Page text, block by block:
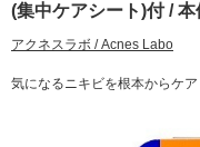
(集中ケアシート)付 / 本
アクネスラボ / Acnes Labo
気になるニキビを根本からケア